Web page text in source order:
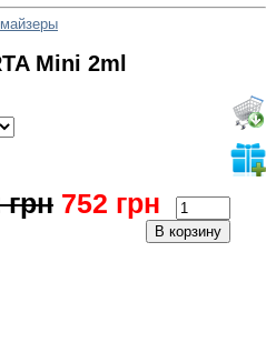
Mini 2ml
грн 752 грн